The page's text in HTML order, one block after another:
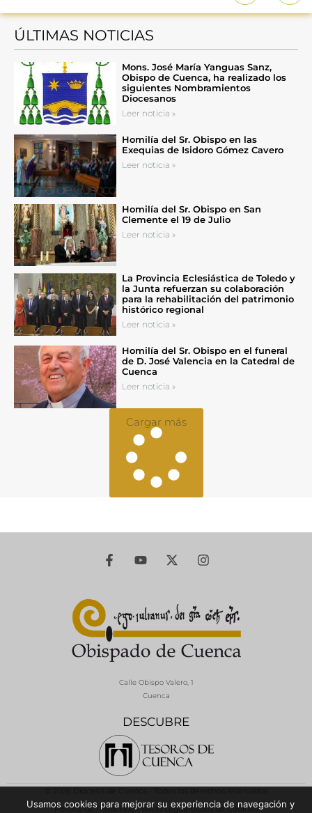
ÚLTIMAS NOTICIAS
Mons. José María Yanguas Sanz,
Obispo de Cuenca, ha realizado los
siguientes Nombramientos
Diocesanos
Leer noticia »
Homilía del Sr. Obispo en las
Exequias de Isidoro Gómez Cavero
Leer noticia »
Homilía del Sr. Obispo en San
Clemente el 19 de Julio
Leer noticia »
La Provincia Eclesiástica de Toledo y
la Junta refuerzan su colaboración
para la rehabilitación del patrimonio
histórico regional
Leer noticia »
Homilía del Sr. Obispo en el funeral
de D. José Valencia en la Catedral de
Cuenca
Leer noticia »
Cargar más
DESCUBRE
Calle Obispo Valero, 1
Cuenca
Política de Privacidad / Aviso LegalPolítica de Cookies
Usamos cookies para mejorar su experiencia de navegación y